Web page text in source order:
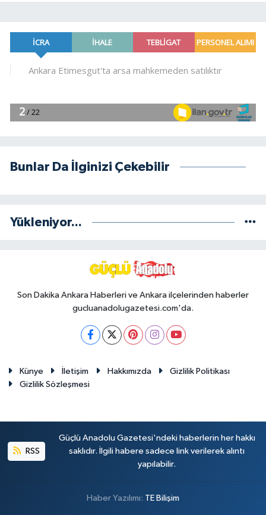
Bunlar Da İlginizi Çekebilir
Yükleniyor...
Son Dakika Ankara Haberleri ve Ankara ilçelerinden haberler
gucluanadolugazetesi.com'da.
Künye İletişim Hakkımızda
Gizlilik Politikası
Gizlilik Sözleşmesi
RSS
Güçlü Anadolu Gazetesi'ndeki haberlerin her hakkı
saklıdır. İlgili habere sadece link verilerek alıntı
yapılabilir.
Haber Yazılımı: TE Bilişim